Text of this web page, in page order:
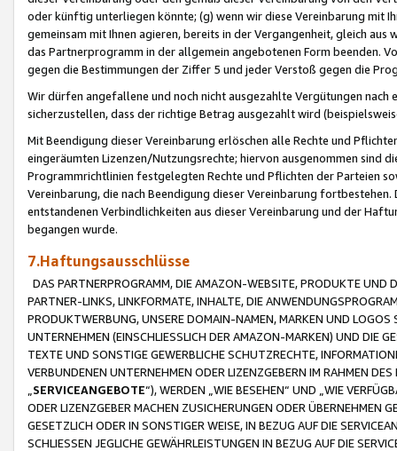
oder künftig unterliegen könnte; (g) wenn wir diese Vereinbarung mit
gemeinsam mit Ihnen agieren, bereits in der Vergangenheit, gleich
das Partnerprogramm in der allgemein angebotenen Form beenden.
gegen die Bestimmungen der Ziffer 5 und jeder Verstoß gegen die
Wir dürfen angefallene und noch nicht ausgezahlte Vergütungen
sicherzustellen, dass der richtige Betrag ausgezahlt wird
Mit Beendigung dieser Vereinbarung erlöschen alle Rechte und
eingeräumten Lizenzen/Nutzungsrechte; hiervon ausgenommen sind
Programmrichtlinien festgelegten Rechte und Pflichten der Parteien
Vereinbarung, die nach Beendigung dieser Vereinbarung
entstandenen Verbindlichkeiten aus dieser Vereinbarung und der
begangen wurde.
7.Haftungsausschlüsse
DAS PARTNERPROGRAMM, DIE AMAZON-WEBSITE, PRODUKTE UND
PARTNER-LINKS, LINKFORMATE, INHALTE, DIE
PRODUKTWERBUNG, UNSERE DOMAIN-NAMEN, MARKEN UND
UNTERNEHMEN (EINSCHLIESSLICH DER AMAZON-MARKEN) UND DIE
TEXTE UND SONSTIGE GEWERBLICHE SCHUTZRECHTE,
VERBUNDENEN UNTERNEHMEN ODER LIZENZGEBERN IM RAHMEN
SERVICEANGEBOTE“), WERDEN „WIE BESEHEN“ UND „WIE
ODER LIZENZGEBER MACHEN ZUSICHERUNGEN ODER ÜBERNEHMEN
GESETZLICH ODER IN SONSTIGER WEISE, IN BEZUG AUF DIE
SCHLIESSEN JEGLICHE GEWÄHRLEISTUNGEN IN BEZUG AUF DIE